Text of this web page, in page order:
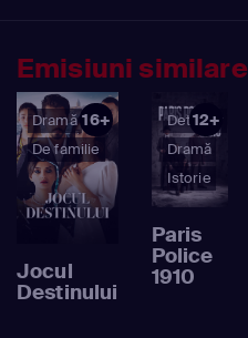
Emisiuni similare
Dramă
De familie
16+
Jocul
Destinului
Detectiv
Dramă
Istorie
12+
Paris
Police
1910